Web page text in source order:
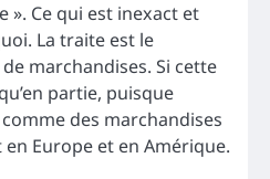
». Ce qui est inexact et
La traite est le
marchandises. Si cette
partie, puisque
des marchandises
Europe et en Amérique.